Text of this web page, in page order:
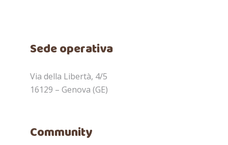
Sede operativa
Via della Libertà, 4/5
16129 – Genova (GE)
Community